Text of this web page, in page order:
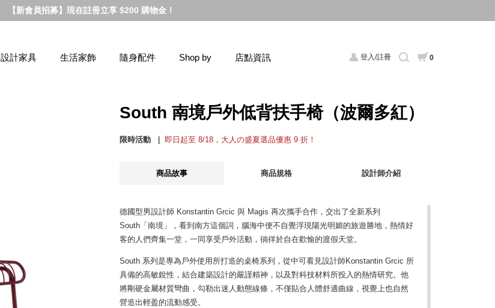
【新會員招募】現在註冊立享 $200 購物金！
登入/註冊 0
設計家具 生活家飾 隨身配件 Shop by 店點資訊
South 南境戶外低背扶手椅（波爾多紅）
限時活動 即日起至 8/18，大人の盛夏選品優惠 9 折！
商品故事 商品規格 設計師介紹
德國型男設計師 Konstantin Grcic 與 Magis 再次攜手合作，交出了全新系列
South「南境」，看到南方這個詞，腦海中便不自覺浮現陽光明媚的旅遊勝地，熱情好
客的人們齊集一堂，一同享受戶外活動，徜徉於自在歡愉的渡假天堂。
South 系列是專為戶外使用所打造的桌椅系列，從中可看見設計師Konstantin Grcic 所
具備的高敏銳性，結合建築設計的嚴謹精神，以及對科技材料所投入的熱情研究。他
將剛硬金屬材質彎曲，勾勒出迷人動態線條，不僅貼合人體舒適曲線，視覺上也自然
營造出輕盈的流動感受。